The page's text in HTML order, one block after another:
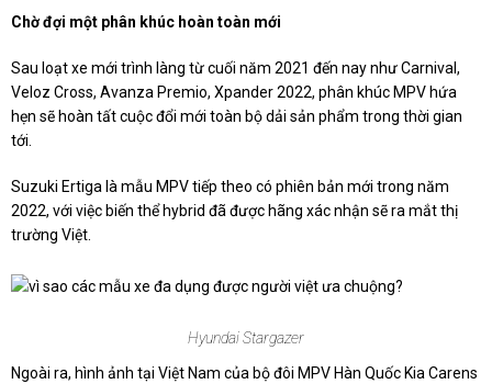
Chờ đợi một phân khúc hoàn toàn mới
Sau loạt xe mới trình làng từ cuối năm 2021 đến nay như Carnival,
Veloz Cross, Avanza Premio, Xpander 2022, phân khúc MPV hứa
hẹn sẽ hoàn tất cuộc đổi mới toàn bộ dải sản phẩm trong thời gian
tới.
Suzuki Ertiga là mẫu MPV tiếp theo có phiên bản mới trong năm
2022, với việc biến thể hybrid đã được hãng xác nhận sẽ ra mắt thị
trường Việt.
Hyundai Stargazer
Ngoài ra, hình ảnh tại Việt Nam của bộ đôi MPV Hàn Quốc Kia Carens